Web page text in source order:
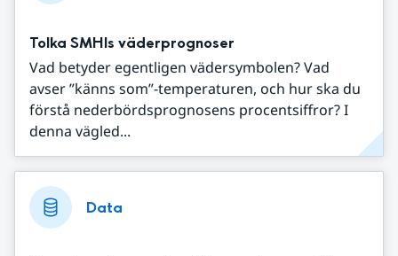
Tolka SMHIs väderprognoser
Vad betyder egentligen vädersymbolen? Vad
avser ”känns som”-temperaturen, och hur ska du
förstå nederbördsprognosens procentsiffror? I
denna vägled...
Data